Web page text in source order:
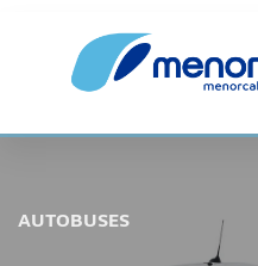
AUTOBUSES